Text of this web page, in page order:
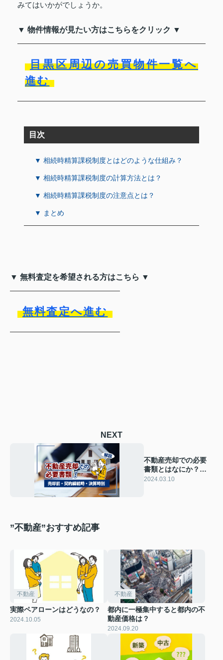
みてはいかがでしょうか。
▼ 物件情報が見たい方はこちらをクリック ▼
目黒区周辺の売買物件一覧へ
進む
目次
▼ 相続時精算課税制度とはどのような仕組み？
▼ 相続時精算課税制度の計算方法とは？
▼ 相続時精算課税制度の注意点とは？
▼ まとめ
▼ 無料査定を希望される方はこちら ▼
無料査定へ進む
NEXT
不動産売却での必要
書類とはなにか？売
却前・契約締結時・
2024.03.10
”不動産”おすすめ記事
不動産
実際ペアローンはどうなの？
2024.10.05
不動産
都内に一極集中すると都内の不
動産価格は？
2024.09.20